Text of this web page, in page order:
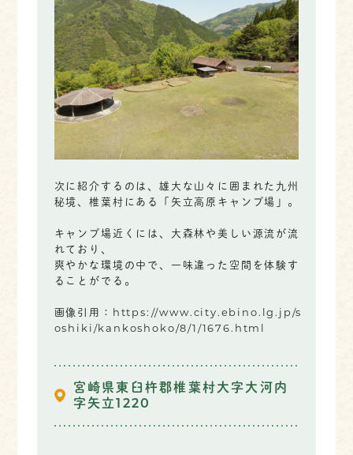
次に紹介するのは、雄大な山々に囲まれた九州
秘境、椎葉村にある「矢立高原キャンプ場」。
キャンプ場近くには、大森林や美しい源流が流
れており、
爽やかな環境の中で、一味違った空間を体験す
ることがでる。
画像引用：https://www.city.ebino.lg.jp/s
oshiki/kankoshoko/8/1/1676.html
宮崎県東臼杵郡椎葉村大字大河内
字矢立1220